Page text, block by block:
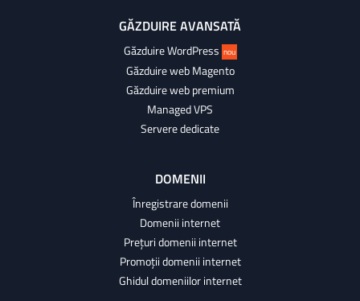
GĂZDUIRE AVANSATĂ
Găzduire WordPress nou
Găzduire web Magento
Găzduire web premium
Managed VPS
Servere dedicate
DOMENII
Înregistrare domenii
Domenii internet
Prețuri domenii internet
Promoții domenii internet
Ghidul domeniilor internet